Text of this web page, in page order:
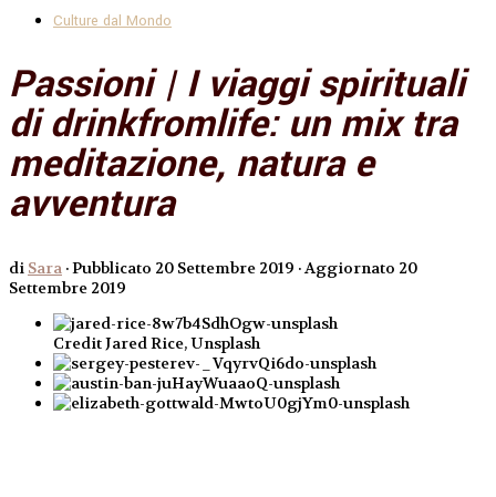
Culture dal Mondo
Passioni | I viaggi spirituali
di drinkfromlife: un mix tra
meditazione, natura e
avventura
di Sara · Pubblicato 20 Settembre 2019 · Aggiornato 20
Settembre 2019
Credit Jared Rice, Unsplash